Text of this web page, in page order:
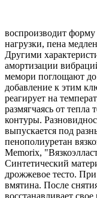
воспроизводит форму
нагрузки, пена
Другими
амортизации
мемори поглощают
добавление к этим
реагирует на
размягчаясь от тепла
контуры.
выпускается под
пенополиуретан
Memorix,
Синтетический
дрожжевое тесто.
вмятина. После